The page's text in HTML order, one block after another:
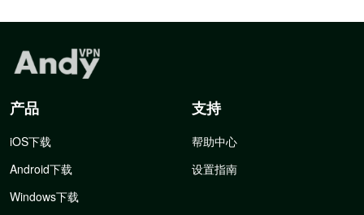
产品
iOS下载
Android下载
Windows下载
支持
帮助中心
设置指南